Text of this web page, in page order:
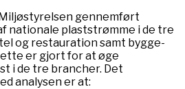
gennemført
nationale plaststrømme i de tre
og restauration samt bygge-
er gjort for at øge
i de tre brancher. Det
analysen er at: